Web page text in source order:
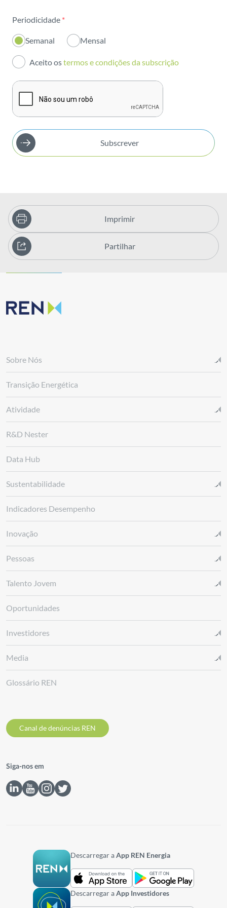
Inovação
Investidores
Publicações
Periodicidade *
Semanal Mensal
Aceito ostermos e condições da subscrição
Subscrever
Imprimir
Partilhar
Sobre Nós
Transição Energética
Atividade
R&D Nester
Data Hub
Sustentabilidade
Indicadores Desempenho
Inovação
Pessoas
Talento Jovem
Oportunidades
Investidores
Media
Glossário REN
Canal de denúncias REN
Siga-nos em
Descarregar aApp REN Energia
Descarregar aApp Investidores